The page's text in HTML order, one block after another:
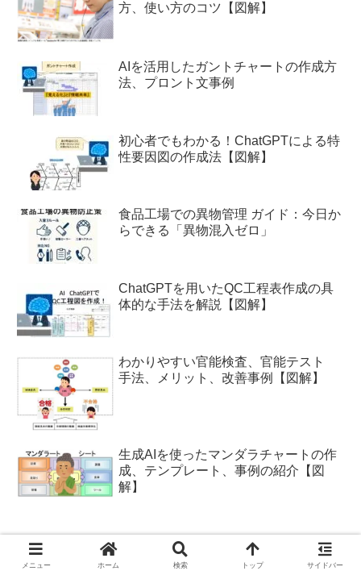
方、使い方のコツ【図解】
AIを活用したガントチャートの作成方
法、プロント文事例
初心者でもわかる！ChatGPTによる特
性要因図の作成法【図解】
食品工場での異物管理 ガイド：今日か
らできる「異物混入ゼロ」
ChatGPTを用いたQC工程表作成の具
体的な手法を解説【図解】
わかりやすい官能検査、官能テスト
手法、メリット、改善事例【図解】
生成AIを使ったマンダラチャートの作
成、テンプレート、事例の紹介【図
解】
メニュー ホーム 検索 トップ サイドバー